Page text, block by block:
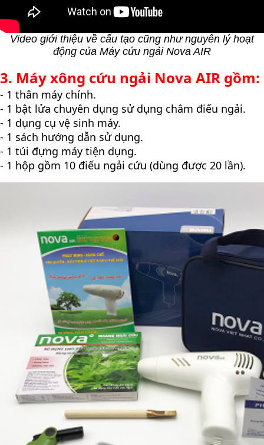
Video giới thiệu về cấu tạo cũng như nguyên lý hoạt
động của Máy cứu ngải Nova AIR
3. Máy xông cứu ngải Nova AIR gồm:
- 1 thân máy chính.
- 1 bật lửa chuyên dụng sử dụng châm điếu ngải.
- 1 dụng cụ vệ sinh máy.
- 1 sách hướng dẫn sử dụng.
- 1 túi đựng máy tiện dụng.
- 1 hộp gồm 10 điếu ngải cứu (dùng được 20 lần).